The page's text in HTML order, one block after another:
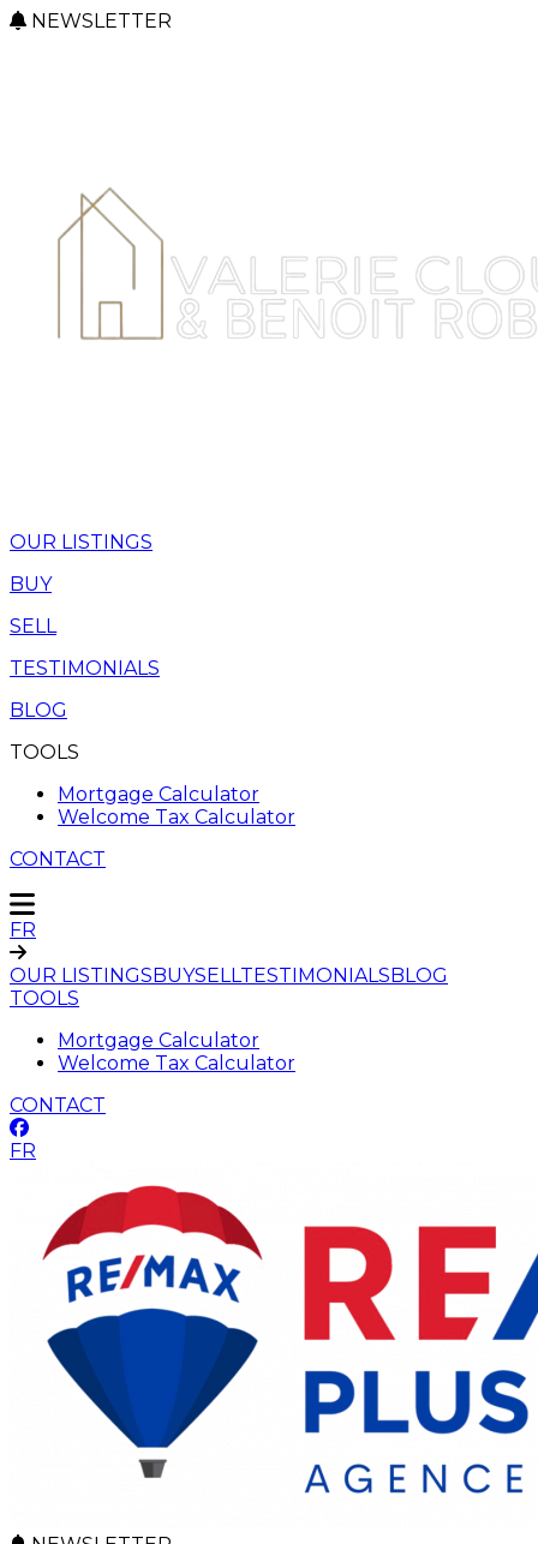
NEWSLETTER
OUR LISTINGS
BUY
SELL
TESTIMONIALS
BLOG
TOOLS
Mortgage Calculator
Welcome Tax Calculator
CONTACT
FR
OUR LISTINGSBUYSELLTESTIMONIALSBLOG
TOOLS
Mortgage Calculator
Welcome Tax Calculator
CONTACT
FR